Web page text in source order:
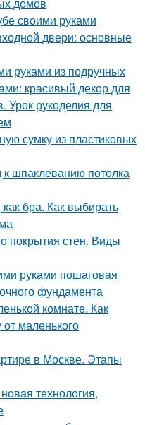
домов
своими руками
двери: основные
руками из подручных
красивый декор для
Урок рукоделия для
сумку из пластиковых
шпаклеванию потолка
бра. Как выбирать
покрытия стен. Виды
руками пошаговая
фундамента
комнате. Как
маленького
в Москве. Этапы
технология,